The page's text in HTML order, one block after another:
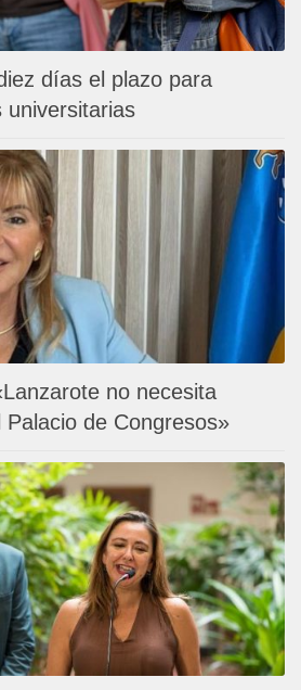
días el plazo para
universitarias
no necesita
de Congresos»